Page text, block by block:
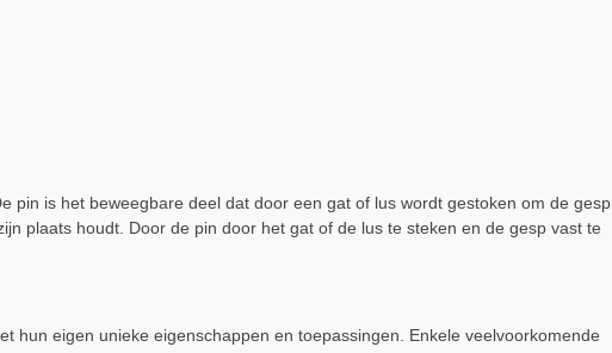
pin is het beweegbare deel dat door een gat of lus wordt gestoken om de gesp
plaats houdt. Door de pin door het gat of de lus te steken en de gesp vast te
hun eigen unieke eigenschappen en toepassingen. Enkele veelvoorkomende